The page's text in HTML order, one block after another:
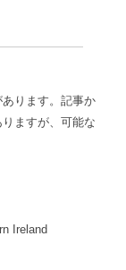
ります。記事か
ますが、可能な
Ireland